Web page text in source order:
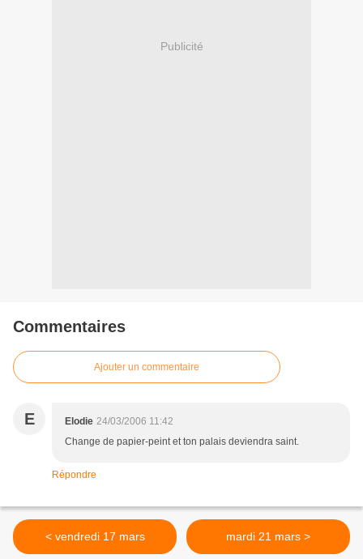
Publicité
Commentaires
Ajouter un commentaire
E Elodie 24/03/2006 11:42
Change de papier-peint et ton palais deviendra saint.
Répondre
< vendredi 17 mars mardi 21 mars >